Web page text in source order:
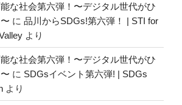
な社会第六弾！〜デジタル世代がひ
に 品川からSDGs!第六弾！ | STI for
より
な社会第六弾！〜デジタル世代がひ
に SDGsイベント第六弾! | SDGs
より